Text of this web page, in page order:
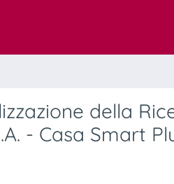
della
- Casa Smart